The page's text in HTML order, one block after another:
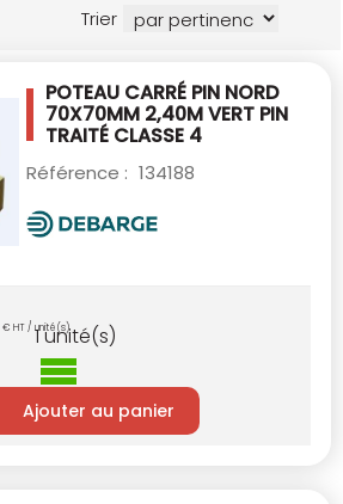
Trier
POTEAU CARRÉ PIN NORD
70X70MM 2,40M VERT PIN
TRAITÉ CLASSE 4
Référence : 134188
€ HT / unité(s)
1unité(s)
Ajouter au panier